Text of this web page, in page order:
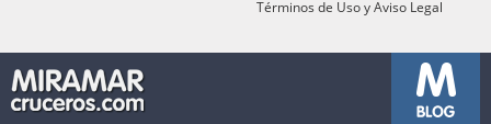
Términos de Uso y Aviso Legal